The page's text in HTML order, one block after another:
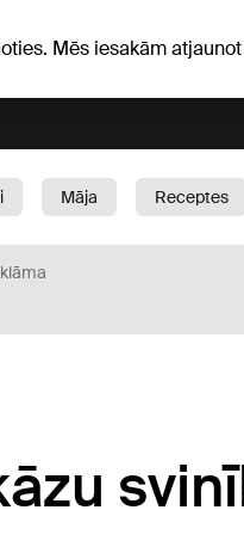
Mēs iesakām
Māja Receptes